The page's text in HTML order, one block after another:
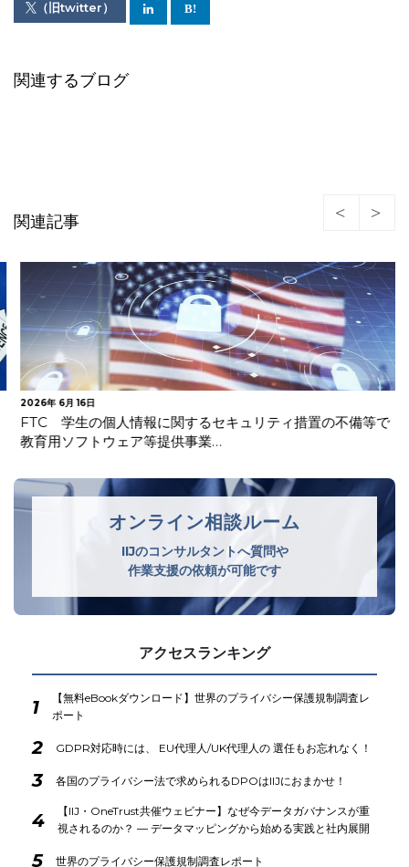
（旧twitter）
関連するブログ
関連記事
2026年 6月 16日
FTC 学生の個人情報に関するセキュリティ措置の不備等で
教育用ソフトウェア等提供事業…
オンライン相談ルーム
IIJのコンサルタントへ質問や
作業支援の依頼が可能です
アクセスランキング
1
【無料eBookダウンロード】世界のプライバシー保護規制調査レ
ポート
2 GDPR対応時には、 EU代理人/UK代理人の 選任もお忘れなく！
3 各国のプライバシー法で求められるDPOはIIJにおまかせ！
4
【IIJ・OneTrust共催ウェビナー】なぜ今データガバナンスが重
視されるのか？ ― データマッピングから始める実践と社内展開
5 世界のプライバシー保護規制調査レポート